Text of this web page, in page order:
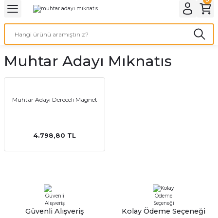
Geri Dön
Geri Dön
Geri Dön
Geri Dön
Ürünleri
Geri Dön
Geri Dön
Geri Dön
Muhtar Adayı Mıknatıs
Muhtar Adayı Dereceli Magnet
4.798,80 TL
Güvenli Alışveriş Kolay Ödeme Seçeneği